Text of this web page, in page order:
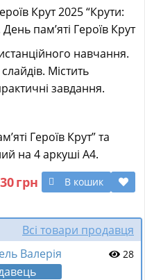
Крут 2025 “Крути:
пам’яті Героїв Крут
навчання.
Містить
завдання.
Героїв Крут” та
на 4 аркуші А4.
30грн В кошик
Всі товари продавця
Валерія
28